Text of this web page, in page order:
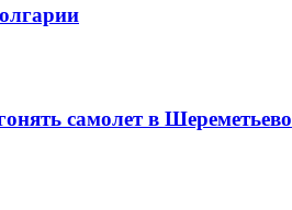
самолет в Шереметьево